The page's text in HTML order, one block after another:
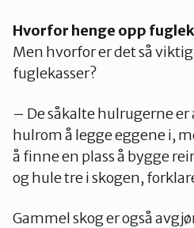
Hvorfor henge opp
Men hvorfor er det så
fuglekasser?
– De såkalte hulrugerne
hulrom å legge eggene i,
å finne en plass å bygge
og hule tre i skogen,
Gammel skog er også